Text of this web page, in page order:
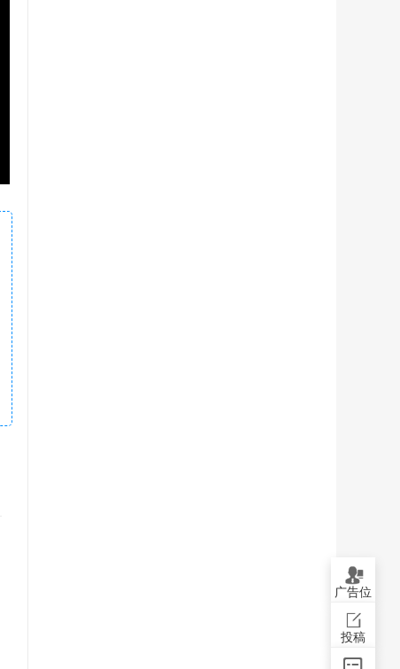
广告位
投稿